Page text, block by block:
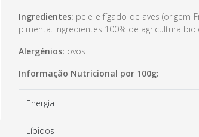
Ingredientes: pele e fígado de aves (origem
pimenta. Ingredientes 100% de agricultura
Alergénios: ovos
Informação Nutricional por 100g:
Energia
Lípidos